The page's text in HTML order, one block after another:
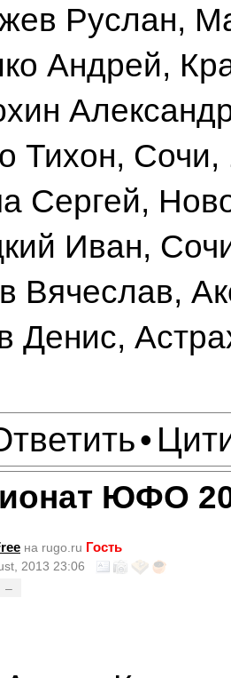
Руслан,
Андрей,
Тихон, Сочи,
Сергей,
Иван,
Вячеслав,
Денис,
•
ЮФО
на rugo.ru Гость
2013 23:06
–